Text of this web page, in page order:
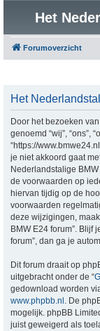
Het
Forumoverzicht
Het
Door het bezoeken
genoemd “wij”, “ons”,
“https://
je niet akkoord gaat
Nederlandstalige
de voorwaarden op
hiervan tijdig op de
voorwaarden
deze wijzigingen,
BMW E24 forum”. Blijf
forum”, dan ga je
Dit forum draait op
uitgebracht onder de “
gedownload worden
www.phpbb.nl . De
mogelijk. phpBB
juist geweigerd als